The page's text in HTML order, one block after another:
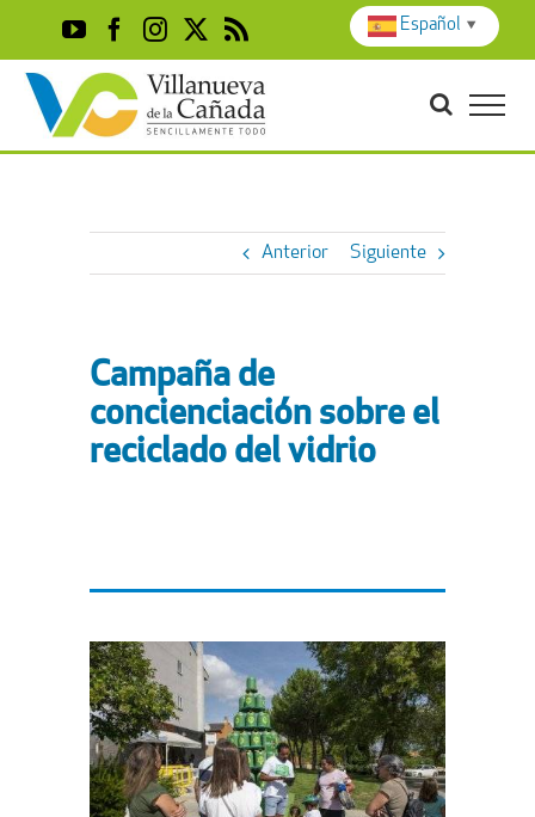
content
YouTubeFacebook
Instagram
X Rss
Anterior Siguiente
Campaña de
concienciación sobre el
reciclado del vidrio
Español ▼